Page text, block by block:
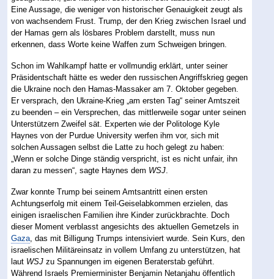
Eine Aussage, die weniger von historischer Genauigkeit zeugt als
von wachsendem Frust. Trump, der den Krieg zwischen Israel und
der Hamas gern als lösbares Problem darstellt, muss nun
erkennen, dass Worte keine Waffen zum Schweigen bringen.
Schon im Wahlkampf hatte er vollmundig erklärt, unter seiner
Präsidentschaft hätte es weder den russischen Angriffskrieg gegen
die Ukraine noch den Hamas-Massaker am 7. Oktober gegeben.
Er versprach, den Ukraine-Krieg „am ersten Tag“ seiner Amtszeit
zu beenden – ein Versprechen, das mittlerweile sogar unter seinen
Unterstützern Zweifel sät. Experten wie der Politologe Kyle
Haynes von der Purdue University werfen ihm vor, sich mit
solchen Aussagen selbst die Latte zu hoch gelegt zu haben:
„Wenn er solche Dinge ständig verspricht, ist es nicht unfair, ihn
daran zu messen“, sagte Haynes dem WSJ.
Zwar konnte Trump bei seinem Amtsantritt einen ersten
Achtungserfolg mit einem Teil-Geiselabkommen erzielen, das
einigen israelischen Familien ihre Kinder zurückbrachte. Doch
dieser Moment verblasst angesichts des aktuellen Gemetzels in
Gaza, das mit Billigung Trumps intensiviert wurde. Sein Kurs, den
israelischen Militäreinsatz in vollem Umfang zu unterstützen, hat
laut WSJ zu Spannungen im eigenen Beraterstab geführt.
Während Israels Premierminister Benjamin Netanjahu öffentlich